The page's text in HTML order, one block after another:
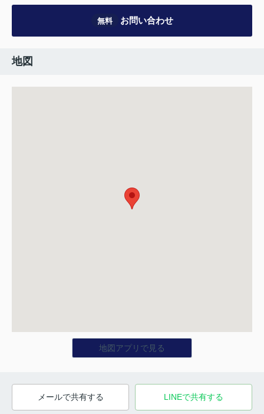
無料 お問い合わせ
地図
地図アプリで見る
メールで共有する LINEで共有する